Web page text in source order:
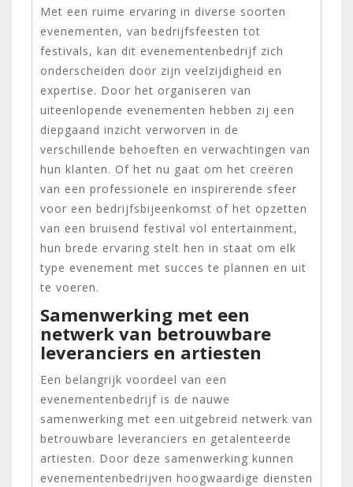
Met een ruime ervaring in diverse soorten
evenementen, van bedrijfsfeesten tot
festivals, kan dit evenementenbedrijf zich
onderscheiden door zijn veelzijdigheid en
expertise. Door het organiseren van
uiteenlopende evenementen hebben zij een
diepgaand inzicht verworven in de
verschillende behoeften en verwachtingen van
hun klanten. Of het nu gaat om het creëren
van een professionele en inspirerende sfeer
voor een bedrijfsbijeenkomst of het opzetten
van een bruisend festival vol entertainment,
hun brede ervaring stelt hen in staat om elk
type evenement met succes te plannen en uit
te voeren.
Samenwerking met een
netwerk van betrouwbare
leveranciers en artiesten
Een belangrijk voordeel van een
evenementenbedrijf is de nauwe
samenwerking met een uitgebreid netwerk van
betrouwbare leveranciers en getalenteerde
artiesten. Door deze samenwerking kunnen
evenementenbedrijven hoogwaardige diensten